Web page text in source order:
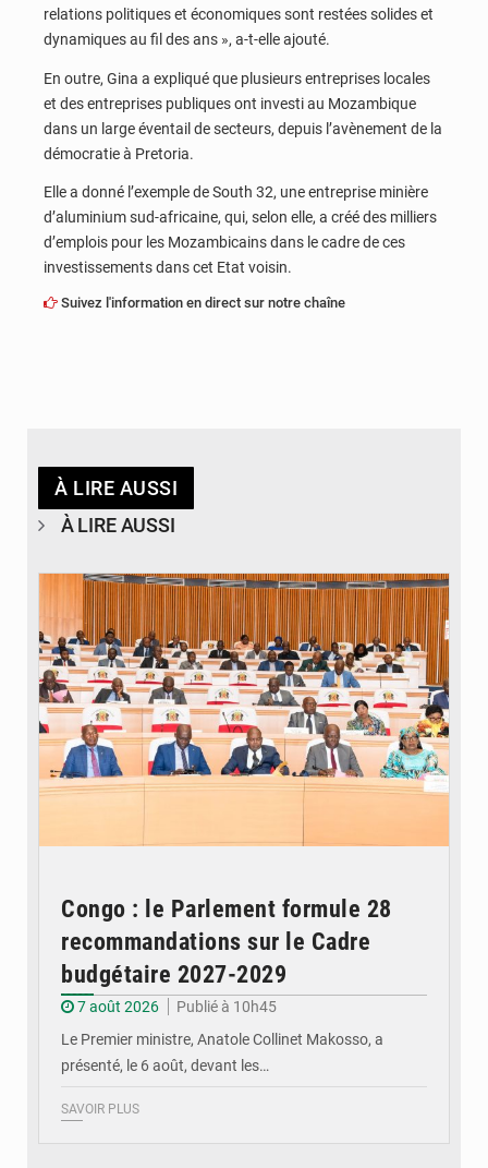
relations politiques et économiques sont restées solides et
dynamiques au fil des ans », a-t-elle ajouté.
En outre, Gina a expliqué que plusieurs entreprises locales
et des entreprises publiques ont investi au Mozambique
dans un large éventail de secteurs, depuis l’avènement de la
démocratie à Pretoria.
Elle a donné l’exemple de South 32, une entreprise minière
d’aluminium sud-africaine, qui, selon elle, a créé des milliers
d’emplois pour les Mozambicains dans le cadre de ces
investissements dans cet Etat voisin.
Suivez l'information en direct sur notre chaîne
À LIRE AUSSI
À LIRE AUSSI
Congo : le Parlement formule 28
recommandations sur le Cadre
budgétaire 2027-2029
7 août 2026
Publié à 10h45
Le Premier ministre, Anatole Collinet Makosso, a
présenté, le 6 août, devant les…
SAVOIR PLUS